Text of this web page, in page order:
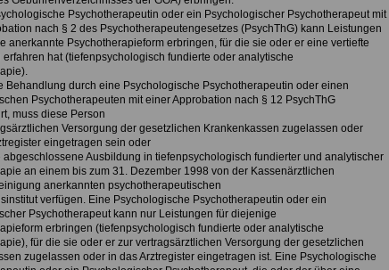
Psychotherapeutin oder ein Psychologischer Psychotherapeut mit
nach § 2 des Psychotherapeutengesetzes (PsychThG) kann Leistungen
anerkannte Psychotherapieform erbringen, für die sie oder er eine vertiefte
hat (tiefenpsychologisch fundierte oder analytische
Behandlung durch eine Psychologische Psychotherapeutin oder einen
Psychotherapeuten mit einer Approbation nach § 12 PsychThG
muss diese Person
Versorgung der gesetzlichen Krankenkassen zugelassen oder
eingetragen sein oder
abgeschlossene Ausbildung in tiefenpsychologisch fundierter und analytischer
an einem bis zum 31. Dezember 1998 von der Kassenärztlichen
anerkannten psychotherapeutischen
verfügen. Eine Psychologische Psychotherapeutin oder ein
Psychotherapeut kann nur Leistungen für diejenige
erbringen (tiefenpsychologisch fundierte oder analytische
für die sie oder er zur vertragsärztlichen Versorgung der gesetzlichen
zugelassen oder in das Arztregister eingetragen ist. Eine Psychologische